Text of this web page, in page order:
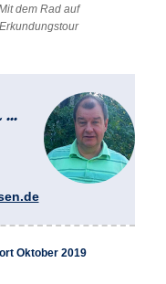
dem Rad auf
Erkundungstour
Oktober 2019